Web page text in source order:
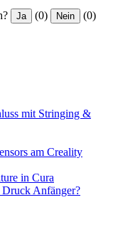
Ja (0) Nein (0)
mit Stringing &
am Creality
in Cura
Druck Anfänger?